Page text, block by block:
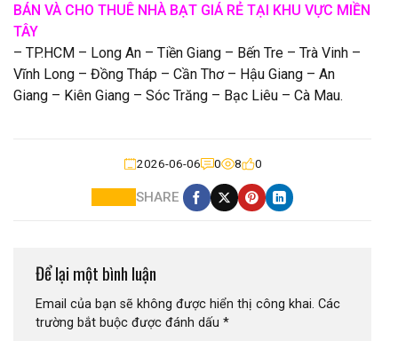
BÁN VÀ CHO THUÊ NHÀ BẠT GIÁ RẺ TẠI KHU VỰC MIỀN
TÂY
– TP.HCM – Long An – Tiền Giang – Bến Tre – Trà Vinh –
Vĩnh Long – Đồng Tháp – Cần Thơ – Hậu Giang – An
Giang – Kiên Giang – Sóc Trăng – Bạc Liêu – Cà Mau.
2026-06-06 0 8 0
SHARE
Để lại một bình luận
Email của bạn sẽ không được hiển thị công khai. Các
trường bắt buộc được đánh dấu *